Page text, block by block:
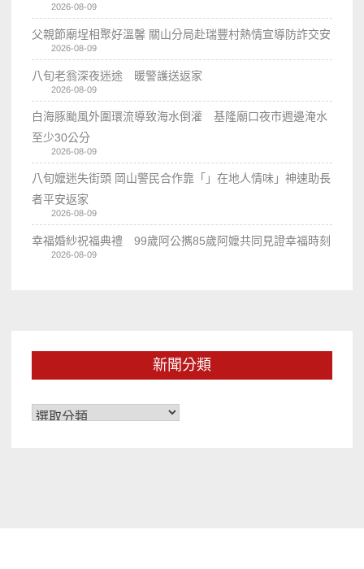
2026-08-09
父親節廟埕相聚好溫馨 關山分局赴瑞豐村熱情宣導防詐交安
2026-08-09
八旬老翁深夜迷途 暖警護送返家
2026-08-09
白海豚颱風外圍環流導致海水倒灌 基隆廟口夜市週邊淹水
至少30公分
2026-08-09
八旬嬤迷失街頭 岡山警民合作靠「」在地人情味」神速助長
者平安返家
2026-08-09
幸福婚紗祝福典禮 99歲阿公𢹂85歲阿嬤共同見證幸福時刻
2026-08-09
新聞分類
新